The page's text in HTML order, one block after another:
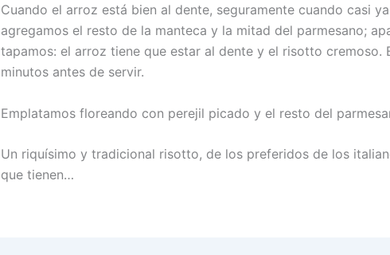
Cuando el arroz está bien al dente, seguramente cuando casi
agregamos el resto de la manteca y la mitad del parmesano;
tapamos: el arroz tiene que estar al dente y el risotto cremoso.
minutos antes de servir.
Emplatamos floreando con perejil picado y el resto del
Un riquísimo y tradicional risotto, de los preferidos de los
que tienen…